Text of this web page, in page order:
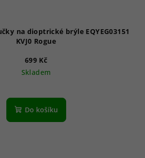
na dioptrické brýle EQYEG03151
KVJ0 Rogue
699 Kč
Skladem
Do košíku